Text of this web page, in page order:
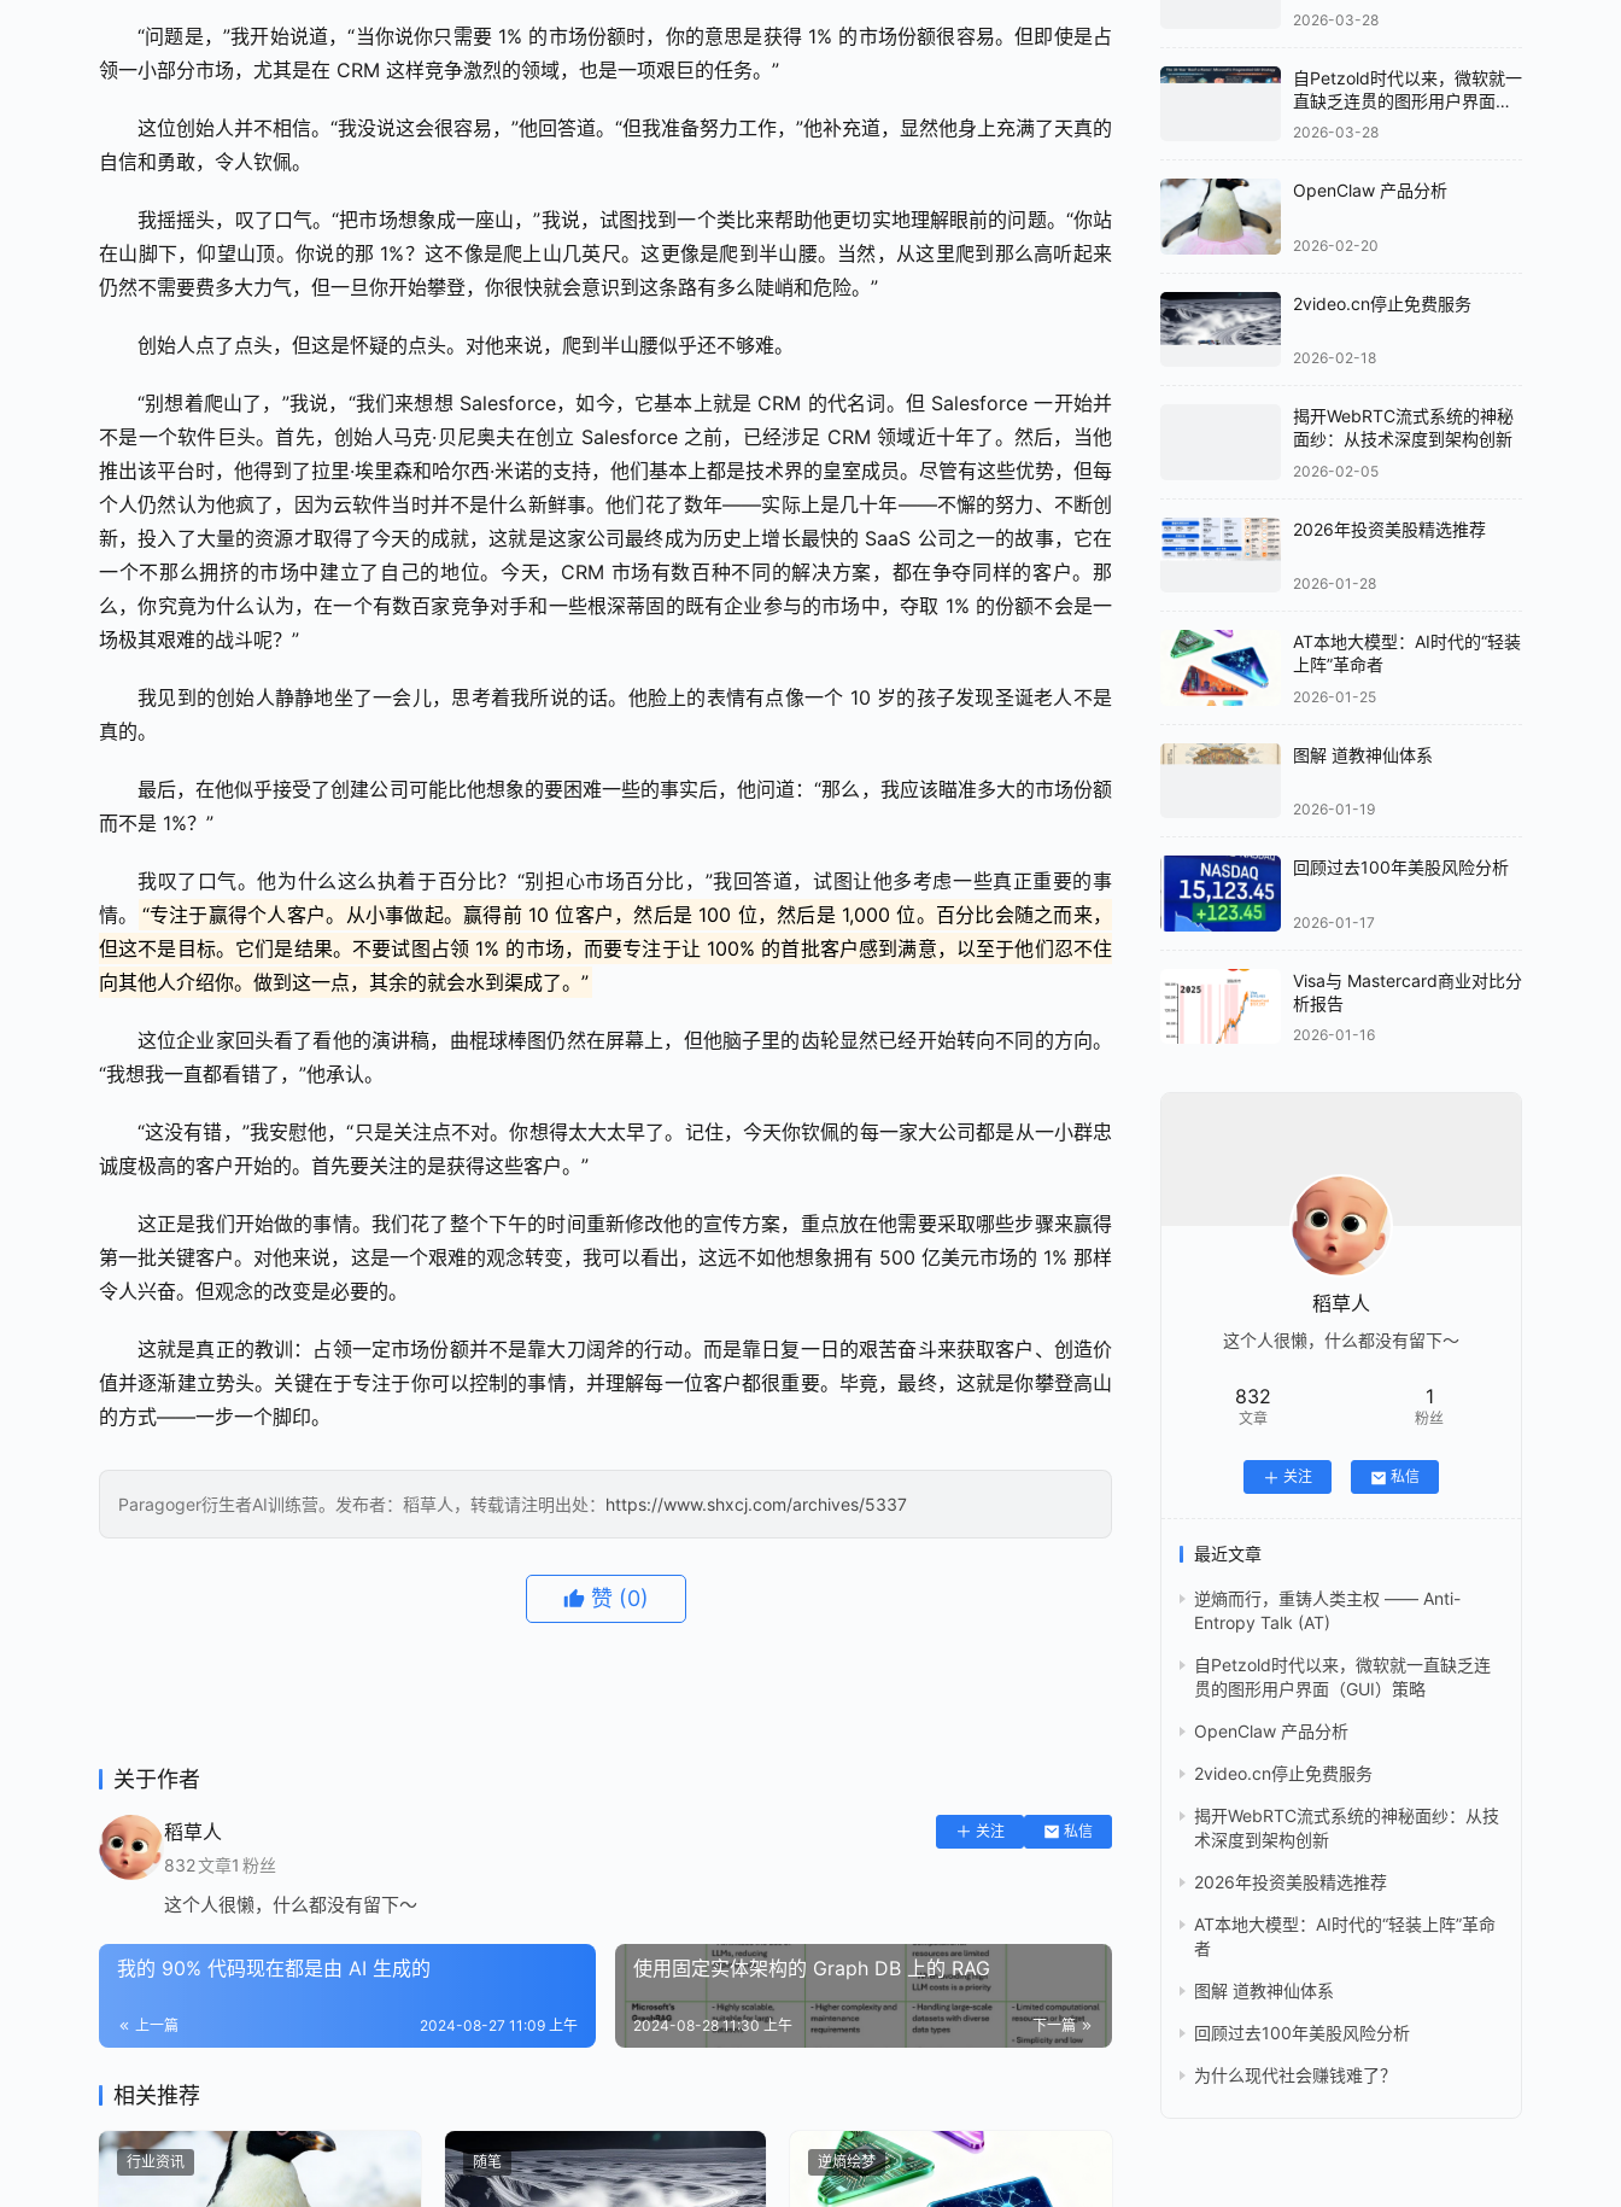
“问题是，”我开始说道，“当你说你只需要 1% 的市场份额时，你的意思是获得 1% 的市场份额很容易。但即使是占
领一小部分市场，尤其是在 CRM 这样竞争激烈的领域，也是一项艰巨的任务。”
这位创始人并不相信。“我没说这会很容易，”他回答道。“但我准备努力工作，”他补充道，显然他身上充满了天真的
自信和勇敢，令人钦佩。
我摇摇头，叹了口气。“把市场想象成一座山，”我说，试图找到一个类比来帮助他更切实地理解眼前的问题。“你站
在山脚下，仰望山顶。你说的那 1%？这不像是爬上山几英尺。这更像是爬到半山腰。当然，从这里爬到那么高听起来
仍然不需要费多大力气，但一旦你开始攀登，你很快就会意识到这条路有多么陡峭和危险。”
创始人点了点头，但这是怀疑的点头。对他来说，爬到半山腰似乎还不够难。
“别想着爬山了，”我说，“我们来想想 Salesforce，如今，它基本上就是 CRM 的代名词。但 Salesforce 一开始并
不是一个软件巨头。首先，创始人马克·贝尼奥夫在创立 Salesforce 之前，已经涉足 CRM 领域近十年了。然后，当他
推出该平台时，他得到了拉里·埃里森和哈尔西·米诺的支持，他们基本上都是技术界的皇室成员。尽管有这些优势，但每
个人仍然认为他疯了，因为云软件当时并不是什么新鲜事。他们花了数年——实际上是几十年——不懈的努力、不断创
新，投入了大量的资源才取得了今天的成就，这就是这家公司最终成为历史上增长最快的 SaaS 公司之一的故事，它在
一个不那么拥挤的市场中建立了自己的地位。今天，CRM 市场有数百种不同的解决方案，都在争夺同样的客户。那
么，你究竟为什么认为，在一个有数百家竞争对手和一些根深蒂固的既有企业参与的市场中，夺取 1% 的份额不会是一
场极其艰难的战斗呢？”
我见到的创始人静静地坐了一会儿，思考着我所说的话。他脸上的表情有点像一个 10 岁的孩子发现圣诞老人不是
真的。
最后，在他似乎接受了创建公司可能比他想象的要困难一些的事实后，他问道：“那么，我应该瞄准多大的市场份额
而不是 1%？”
我叹了口气。他为什么这么执着于百分比？“别担心市场百分比，”我回答道，试图让他多考虑一些真正重要的事
情。
“专注于赢得个人客户。从小事做起。赢得前 10 位客户，然后是 100 位，然后是 1,000 位。百分比会随之而来，
但这不是目标。它们是结果。不要试图占领 1% 的市场，而要专注于让 100% 的首批客户感到满意，以至于他们忍不住
向其他人介绍你。做到这一点，其余的就会水到渠成了。”
这位企业家回头看了看他的演讲稿，曲棍球棒图仍然在屏幕上，但他脑子里的齿轮显然已经开始转向不同的方向。
“我想我一直都看错了，”他承认。
“这没有错，”我安慰他，“只是关注点不对。你想得太大太早了。记住，今天你钦佩的每一家大公司都是从一小群忠
诚度极高的客户开始的。首先要关注的是获得这些客户。”
这正是我们开始做的事情。我们花了整个下午的时间重新修改他的宣传方案，重点放在他需要采取哪些步骤来赢得
第一批关键客户。对他来说，这是一个艰难的观念转变，我可以看出，这远不如他想象拥有 500 亿美元市场的 1% 那样
令人兴奋。但观念的改变是必要的。
这就是真正的教训：占领一定市场份额并不是靠大刀阔斧的行动。而是靠日复一日的艰苦奋斗来获取客户、创造价
值并逐渐建立势头。关键在于专注于你可以控制的事情，并理解每一位客户都很重要。毕竟，最终，这就是你攀登高山
的方式——一步一个脚印。
Paragoger衍生者AI训练营。发布者：稻草人，转载请注明出处： https://www.shxcj.com/archives/5337
赞 (0)
关于作者
稻草人 关注 私信
832文章1 粉丝
这个人很懒，什么都没有留下～
我的 90% 代码现在都是由 AI 生成的
上一篇 2024-08-27 11:09 上午
使用固定实体架构的 Graph DB 上的 RAG
下一篇
2024-08-28 11:30 上午
相关推荐
行业资讯 随笔 逆熵绘梦
2026-03-28
自Petzold时代以来，微软就一
直缺乏连贯的图形用户界面
（GUI）策略
2026-03-28
OpenClaw 产品分析
2026-02-20
2video.cn停止免费服务
2026-02-18
揭开WebRTC流式系统的神秘
面纱：从技术深度到架构创新
2026-02-05
2026年投资美股精选推荐
2026-01-28
AT本地大模型：AI时代的“轻装
上阵”革命者
2026-01-25
图解 道教神仙体系
2026-01-19
回顾过去100年美股风险分析
2026-01-17
Visa与 Mastercard商业对比分
析报告
2026-01-16
稻草人
这个人很懒，什么都没有留下～
832
文章
1
粉丝
关注 私信
最近文章
逆熵而行，重铸人类主权 —— Anti-
Entropy Talk (AT)
自Petzold时代以来，微软就一直缺乏连
贯的图形用户界面（GUI）策略
OpenClaw 产品分析
2video.cn停止免费服务
揭开WebRTC流式系统的神秘面纱：从技
术深度到架构创新
2026年投资美股精选推荐
AT本地大模型：AI时代的“轻装上阵”革命
者
图解 道教神仙体系
回顾过去100年美股风险分析
为什么现代社会赚钱难了？